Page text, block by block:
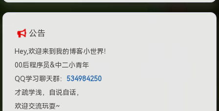
公告
Hey,欢迎来到我的博客小世界！
00后程序员&中二小青年
QQ学习聊天群： 534984250
才疏学浅，自说自话，
欢迎交流玩耍~